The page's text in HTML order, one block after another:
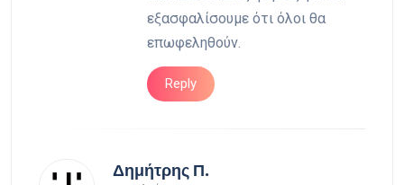
εξασφαλίσουμε ότι όλοι θα
επωφεληθούν.
Reply
Δημήτρης Π.